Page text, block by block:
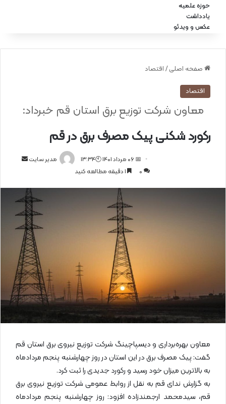
حوزه علمیه
یادداشت
عکس و ویدئو
صفحه اصلی / اقتصاد
اقتصاد
رکورد شکنی پیک مصرف برق در قم
معاون شرکت توزیع برق استان قم خبرداد:
مدیر سایت
ی
م
ی
ل
📅 06 مرداد 1401 🕙13:34
0
معاون بهره‌برداری و دیسپاچینگ شرکت توزیع نیروی برق استان قم
گفت: پیک مصرف برق در این استان در روز چهارشنبه پنجم مردادماه
به بالاترین میزان خود رسید و رکورد جدیدی را ثبت کرد.
به گزارش ندای قم به نقل از روابط عمومی شرکت توزیع نیروی برق
قم، سیدمحمد ارجمندزاده افزود: روز چهارشنبه پنجم مردادماه